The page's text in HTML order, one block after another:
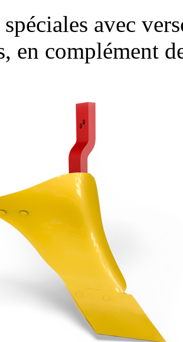
spéciales avec
en complément